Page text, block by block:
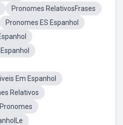
Pronomes RelativosFrases
Pronomes ES Espanhol
Em Espanhol
Relativos